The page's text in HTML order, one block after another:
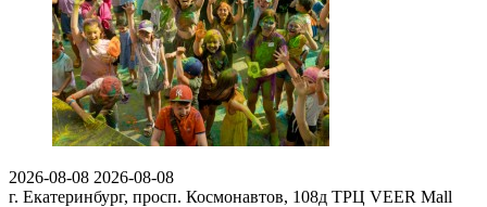
2026-08-08 2026-08-08
г. Екатеринбург, просп. Космонавтов, 108д ТРЦ VEER Mall